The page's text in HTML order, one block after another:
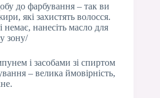
до фарбування – так ви
які захистять волосся.
нанесіть масло для
зону/
і засобами зі спиртом
– велика ймовірність,